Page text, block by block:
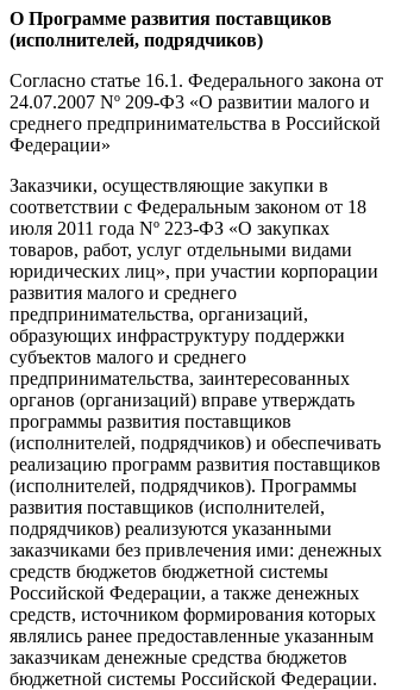
О Программе развития поставщиков
(исполнителей, подрядчиков)
Согласно статье 16.1. Федерального закона от
24.07.2007 Nº 209-Ф3 «О развитии малого и
среднего предпринимательства в Российской
Федерации»
Заказчики, осуществляющие закупки в
соответствии с Федеральным законом от 18
июля 2011 года Nº 223-ФЗ «О закупках
товаров, работ, услуг отдельными видами
юридических лиц», при участии корпорации
развития малого и среднего
предпринимательства, организаций,
образующих инфраструктуру поддержки
субъектов малого и среднего
предпринимательства, заинтересованных
органов (организаций) вправе утверждать
программы развития поставщиков
(исполнителей, подрядчиков) и обеспечивать
реализацию программ развития поставщиков
(исполнителей, подрядчиков). Программы
развития поставщиков (исполнителей,
подрядчиков) реализуются указанными
заказчиками без привлечения ими: денежных
средств бюджетов бюджетной системы
Российской Федерации, а также денежных
средств, источником формирования которых
являлись ранее предоставленные указанным
заказчикам денежные средства бюджетов
бюджетной системы Российской Федерации.